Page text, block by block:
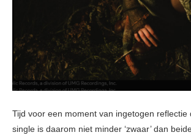
Tijd voor een moment van ingetogen reflectie
single is daarom niet minder ‘zwaar’ dan